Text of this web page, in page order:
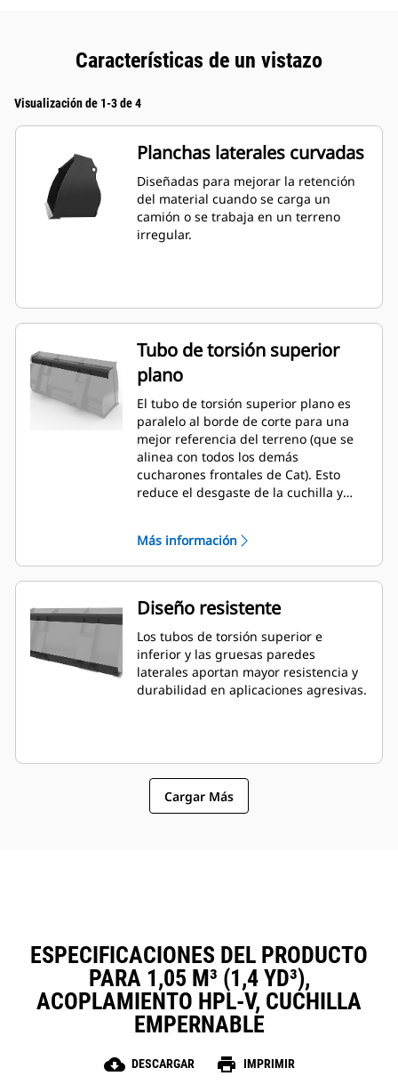
Características de un vistazo
Visualización de 1-3 de 4
Planchas laterales curvadas
Diseñadas para mejorar la retención
del material cuando se carga un
camión o se trabaja en un terreno
irregular.
Tubo de torsión superior
plano
El tubo de torsión superior plano es
paralelo al borde de corte para una
mejor referencia del terreno (que se
alinea con todos los demás
cucharones frontales de Cat). Esto
reduce el desgaste de la cuchilla y
pueden ser más fáciles de calibrar
desde la cabina.
Más información
Diseño resistente
Los tubos de torsión superior e
inferior y las gruesas paredes
laterales aportan mayor resistencia y
durabilidad en aplicaciones agresivas.
Cargar Más
ESPECIFICACIONES DEL PRODUCTO
PARA 1,05 M³ (1,4 YD³),
ACOPLAMIENTO HPL-V, CUCHILLA
EMPERNABLE
cloud_download DESCARGAR print IMPRIMIR